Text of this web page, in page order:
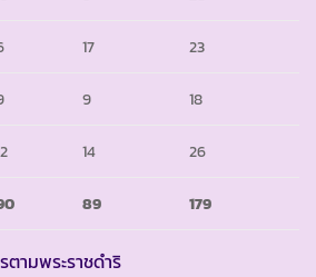
17 23
9 18
14
26
89 179
ตามพระราชดำริ